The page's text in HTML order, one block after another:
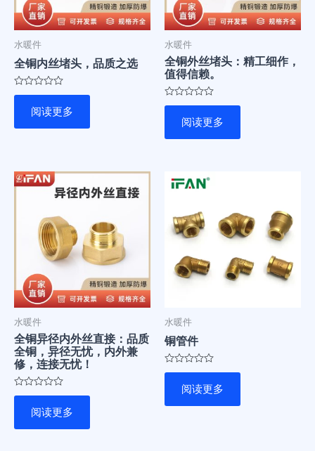
水暖件
全铜内丝堵头，品质之选
评
5
阅读更多
水暖件
全铜外丝堵头：精工细作，
值得信赖。
评
5
阅读更多
水暖件
全铜异径内外丝直接：品质
全铜，异径无忧，内外兼
修，连接无忧！
评
5
阅读更多
水暖件
铜管件
评
5
阅读更多